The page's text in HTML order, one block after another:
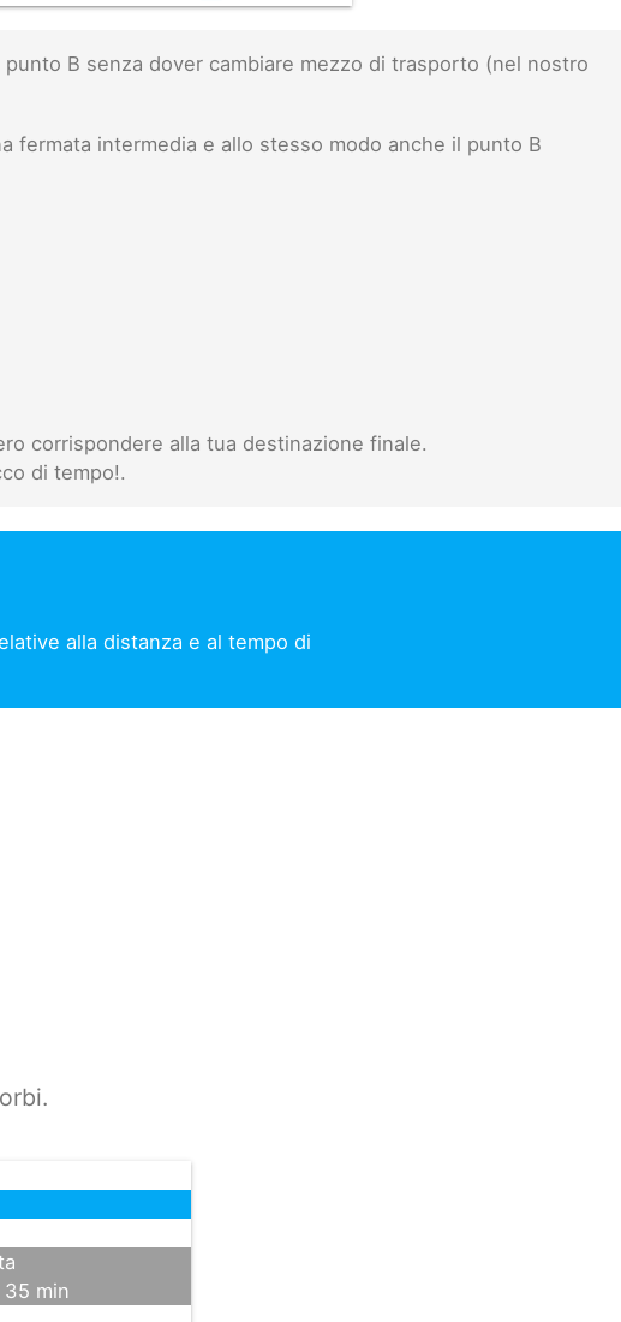
B senza dover cambiare mezzo di trasporto (nel nostro
fermata intermedia e allo stesso modo anche il punto B
corrispondere alla tua destinazione finale.
di tempo!.
alla distanza e al tempo di
35 min